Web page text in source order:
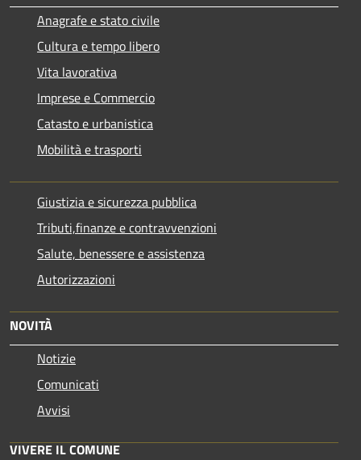
Anagrafe e stato civile
Cultura e tempo libero
Vita lavorativa
Imprese e Commercio
Catasto e urbanistica
Mobilità e trasporti
Giustizia e sicurezza pubblica
Tributi,finanze e contravvenzioni
Salute, benessere e assistenza
Autorizzazioni
NOVITÀ
Notizie
Comunicati
Avvisi
VIVERE IL COMUNE